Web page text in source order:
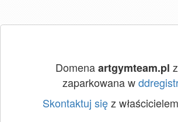
Domenaartgymteam.pl
zaparkowana w
Skontaktuj sięz